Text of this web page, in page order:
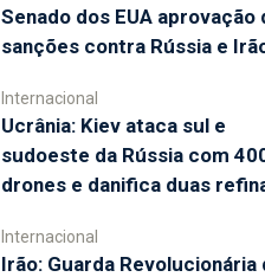
Senado dos EUA aprovação
sanções contra Rússia e
Internacional
Ucrânia: Kiev ataca sul e
sudoeste da Rússia com
drones e danifica duas
Internacional
Irão: Guarda Revolucionária